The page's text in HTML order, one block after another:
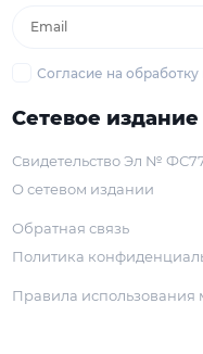
Согласие на
Сетевое
Свидетельство Эл №
О сетевом издании
Обратная связь
Политика
Правила использования